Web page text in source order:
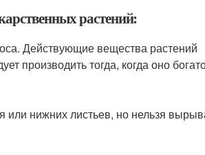
растений:
Действующие вещества растений
производить тогда, когда оно
нижних листьев, но нельзя